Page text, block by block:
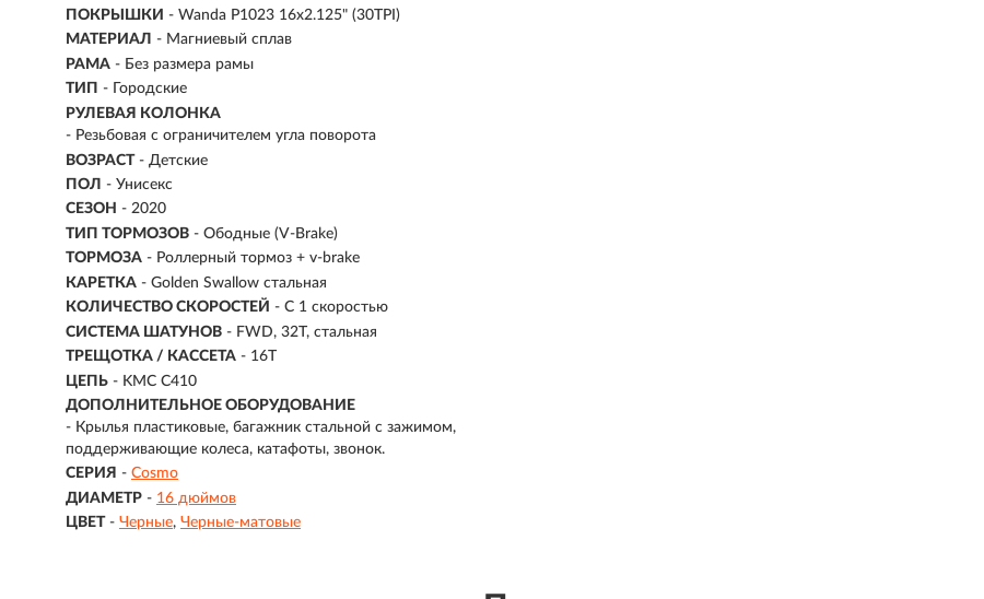
ПОКРЫШКИ - Wanda P1023 16x2.125" (30TPI)
МАТЕРИАЛ - Магниевый сплав
РАМА - Без размера рамы
ТИП -
Городские
РУЛЕВАЯ КОЛОНКА
- Резьбовая с ограничителем угла поворота
ВОЗРАСТ - Детские
ПОЛ - Унисекс
СЕЗОН - 2020
ТИП ТОРМОЗОВ - Ободные (V-Brake)
ТОРМОЗА - Роллерный тормоз + v-brake
КАРЕТКА - Golden Swallow стальная
КОЛИЧЕСТВО СКОРОСТЕЙ - С 1 скоростью
СИСТЕМА ШАТУНОВ - FWD, 32T, cтальная
ТРЕЩОТКА / КАССЕТА - 16T
ЦЕПЬ - KMC C410
ДОПОЛНИТЕЛЬНОЕ ОБОРУДОВАНИЕ
- Крылья пластиковые, багажник стальной с зажимом,
поддерживающие колеса, катафоты, звонок.
СЕРИЯ - Cosmo
ДИАМЕТР - 16 дюймов
ЦВЕТ - Черные Черные-матовые